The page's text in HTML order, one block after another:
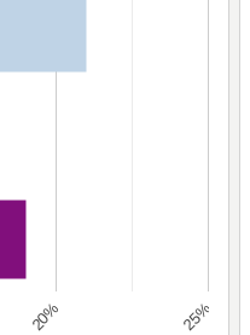
20% 25%